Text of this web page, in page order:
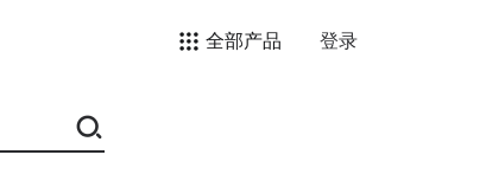
全部产品 登录